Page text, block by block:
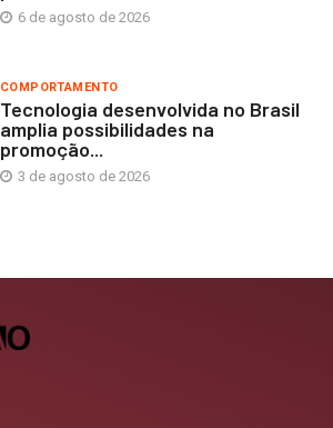
6 de agosto de 2026
COMPORTAMENTO
Tecnologia desenvolvida no Brasil
amplia possibilidades na
promoção...
3 de agosto de 2026